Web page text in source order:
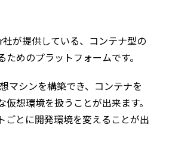
が提供している、コンテナ型の
めのプラットフォームです。
マシンを構築でき、コンテナを
想環境を扱うことが出来ます。
ごとに開発環境を変えることが出